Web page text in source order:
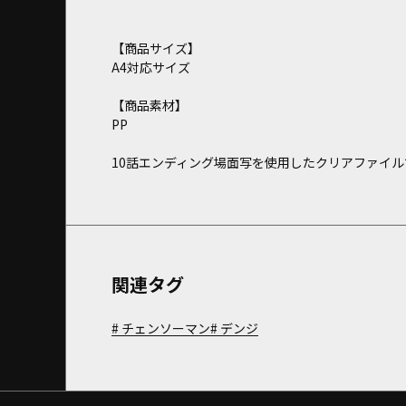
【商品サイズ】
A4対応サイズ
【商品素材】
PP
10話エンディング場面写を使用したクリアファイ
関連タグ
チェンソーマン デンジ